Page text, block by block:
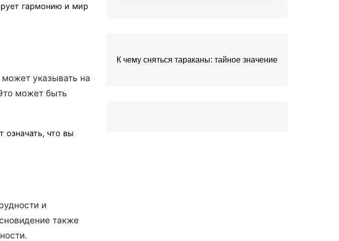
гармонию и мир
указывать на
может быть
означать, что вы
и
также
К чему сняться тараканы: тайное значение